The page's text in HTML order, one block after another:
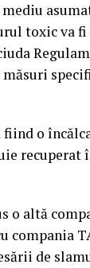
toxic va fi
o
recuperat
o altă
compania
de